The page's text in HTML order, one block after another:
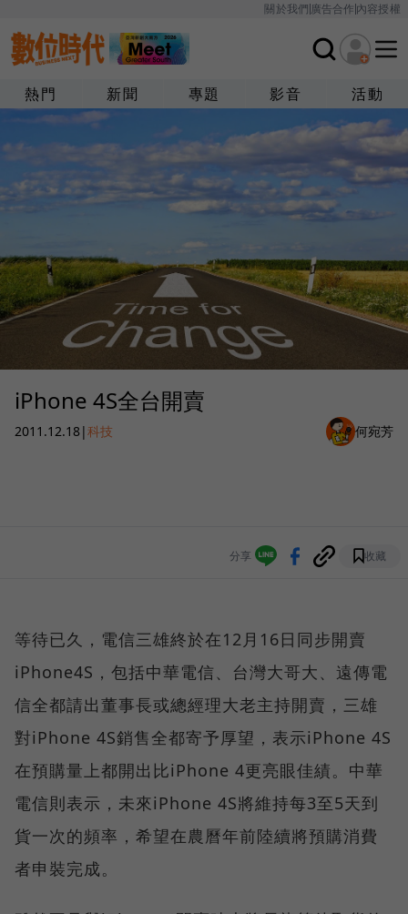
關於我們廣告合作內容授權
熱門 新聞 專題 影音 活動
iPhone 4S全台開賣
2011.12.18|科技 何宛芳
分享 收藏
等待已久，電信三雄終於在12月16日同步開賣
iPhone4S，包括中華電信、台灣大哥大、遠傳電
信全都請出董事長或總經理大老主持開賣，三雄
對iPhone 4S銷售全都寄予厚望，表示iPhone 4S
在預購量上都開出比iPhone 4更亮眼佳績。中華
電信則表示，未來iPhone 4S將維持每3至5天到
貨一次的頻率，希望在農曆年前陸續將預購消費
者申裝完成。